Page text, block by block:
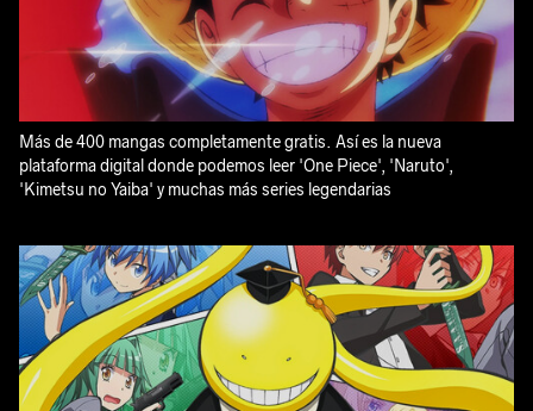
Más de 400 mangas completamente gratis. Así es la nueva
plataforma digital donde podemos leer 'One Piece', 'Naruto',
'Kimetsu no Yaiba' y muchas más series legendarias